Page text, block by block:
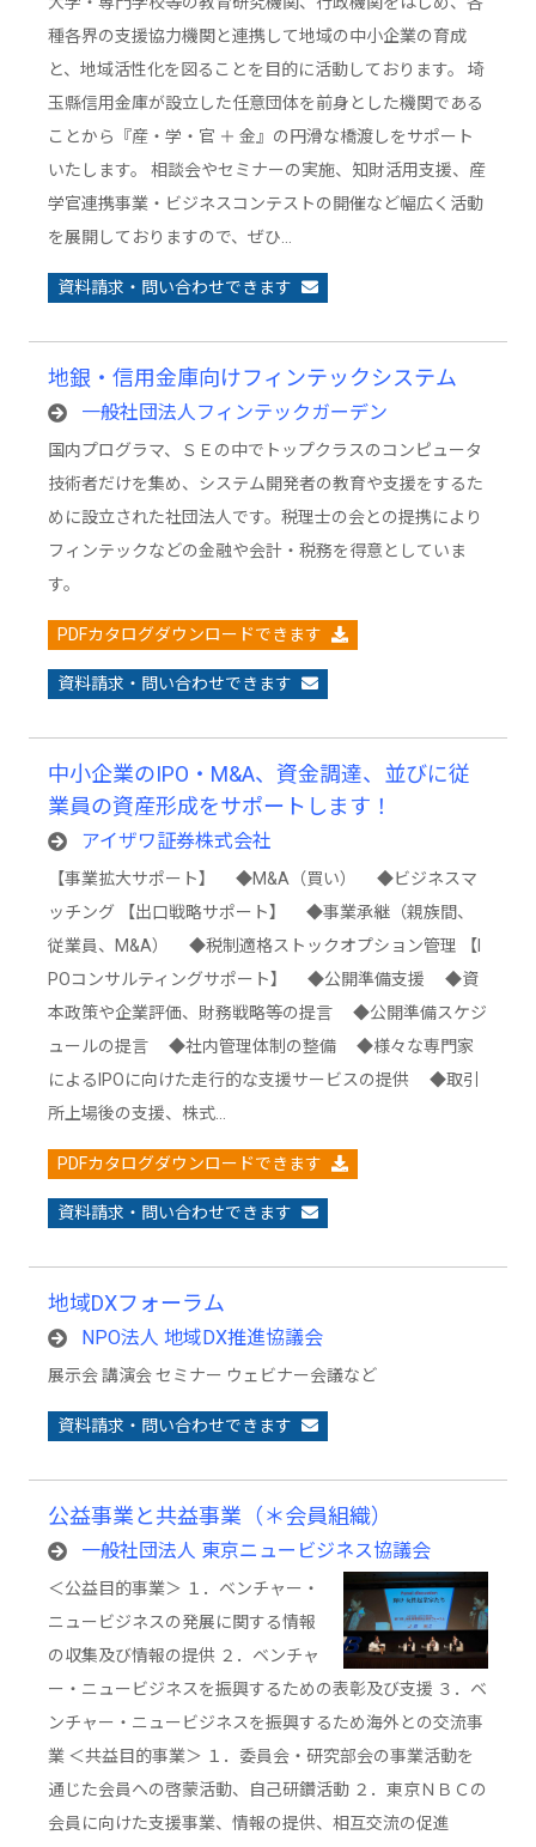
種各界の支援協力機関と連携して地域の中小企業の育成
と、地域活性化を図ることを目的に活動しております。 埼
玉縣信用金庫が設立した任意団体を前身とした機関である
ことから『産・学・官 ＋ 金』の円滑な橋渡しをサポート
いたします。 相談会やセミナーの実施、知財活用支援、産
学官連携事業・ビジネスコンテストの開催など幅広く活動
を展開しておりますので、ぜひ…
資料請求・問い合わせできます
地銀・信用金庫向けフィンテックシステム
一般社団法人フィンテックガーデン
国内プログラマ、ＳＥの中でトップクラスのコンピュータ
技術者だけを集め、システム開発者の教育や支援をするた
めに設立された社団法人です。税理士の会との提携により
フィンテックなどの金融や会計・税務を得意としていま
す。
PDFカタログダウンロードできます
資料請求・問い合わせできます
中小企業のIPO・M&A、資金調達、並びに従
業員の資産形成をサポートします！
アイザワ証券株式会社
【事業拡大サポート】 ◆M&A（買い） ◆ビジネスマ
ッチング 【出口戦略サポート】 ◆事業承継（親族間、
従業員、M&A） ◆税制適格ストックオプション管理 【I
POコンサルティングサポート】 ◆公開準備支援 ◆資
本政策や企業評価、財務戦略等の提言 ◆公開準備スケジ
ュールの提言 ◆社内管理体制の整備 ◆様々な専門家
によるIPOに向けた走行的な支援サービスの提供 ◆取引
所上場後の支援、株式…
PDFカタログダウンロードできます
資料請求・問い合わせできます
地域DXフォーラム
NPO法人 地域DX推進協議会
展示会 講演会 セミナー ウェビナー会議など
資料請求・問い合わせできます
公益事業と共益事業（＊会員組織）
一般社団法人 東京ニュービジネス協議会
＜公益目的事業＞ １．ベンチャー・
ニュービジネスの発展に関する情報
の収集及び情報の提供 ２．ベンチャ
ー・ニュービジネスを振興するための表彰及び支援 ３．ベ
ンチャー・ニュービジネスを振興するため海外との交流事
業 ＜共益目的事業＞ １．委員会・研究部会の事業活動を
通じた会員への啓蒙活動、自己研鑽活動 ２．東京ＮＢＣの
会員に向けた支援事業、情報の提供、相互交流の促進